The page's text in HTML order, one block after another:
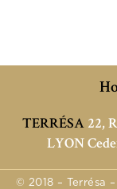
TERRÉSA22,
LYON
© 2018 – Terrésa